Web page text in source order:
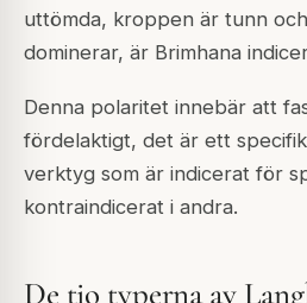
uttömda, kroppen är tunn
dominerar, är Brimhana
Denna polaritet innebär att
fördelaktigt, det är ett
verktyg som är indicerat för
kontraindicerat i andra.
De tio typerna av